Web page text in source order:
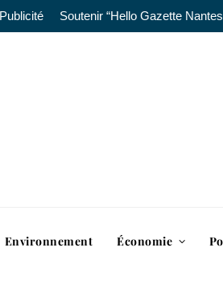
Publicité Soutenir “Hello Gazette
Environnement Économie